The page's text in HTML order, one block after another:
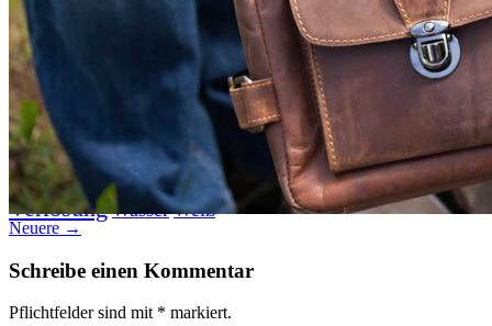
Neuere →
Schreibe einen Kommentar
Pflichtfelder sind mit * markiert.
Blogparade Blumen Buchempfehlung DIY
Farben Fotoprojekt Frühling Getestet
Gewinner
InterviewKreativität
Lightroom
lightroom tipps Makro
Produkttest S-/W Schnee Schwarz-Weiß SEO Sommer
Stockfotografie Streetfotografie TopDogs
Verlosung Wasser Weiß